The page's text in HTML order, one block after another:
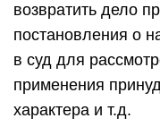
возвратить дело
постановления о
в суд для
применения
характера и т.д.